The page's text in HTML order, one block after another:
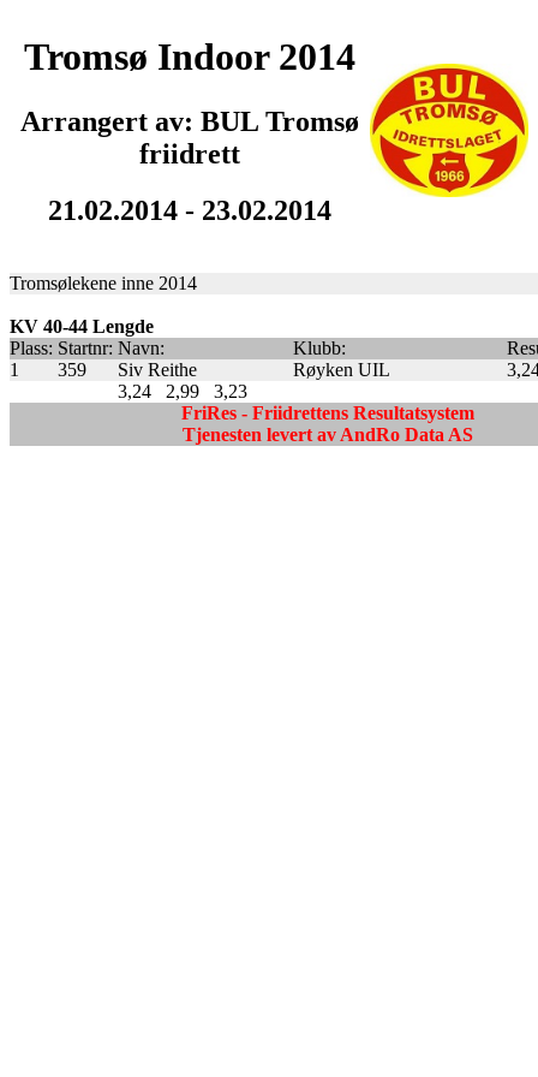
Tromsø Indoor 2014
Arrangert av: BUL Tromsø
friidrett
21.02.2014 - 23.02.2014
Tromsølekene inne 2014
KV 40-44 Lengde
Plass: Startnr: Navn: Klubb:
1
359 Siv Reithe Røyken UIL
3,24
2,99
3,23
FriRes - Friidrettens Resultatsystem
Tjenesten levert av AndRo Data AS